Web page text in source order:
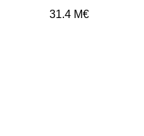
31.4 M€